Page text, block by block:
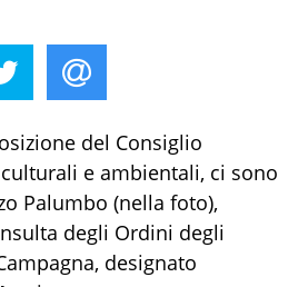
del Consiglio
e ambientali, ci sono
Palumbo (nella foto),
degli Ordini degli
designato